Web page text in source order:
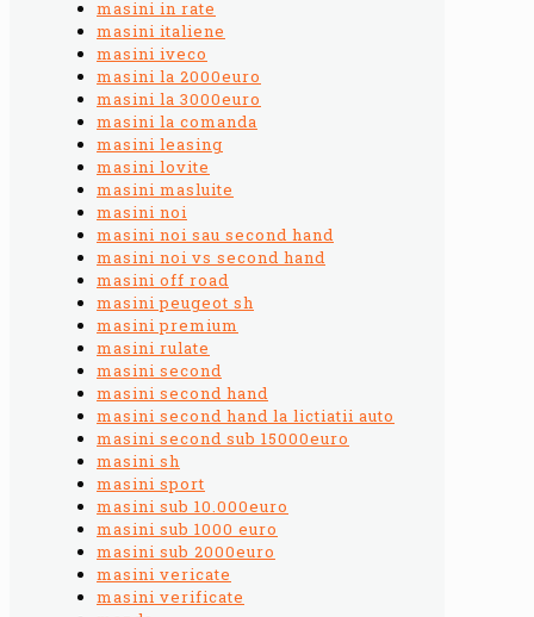
masini in rate
masini italiene
masini iveco
masini la 2000euro
masini la 3000euro
masini la comanda
masini leasing
masini lovite
masini masluite
masini noi
masini noi sau second hand
masini noi vs second hand
masini off road
masini peugeot sh
masini premium
masini rulate
masini second
masini second hand
masini second hand la lictiatii auto
masini second sub 15000euro
masini sh
masini sport
masini sub 10.000euro
masini sub 1000 euro
masini sub 2000euro
masini vericate
masini verificate